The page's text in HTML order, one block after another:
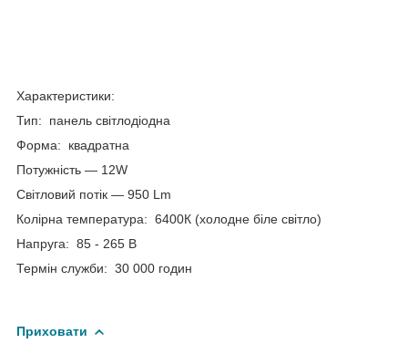
Характеристики:
Тип: панель світлодіодна
Форма: квадратна
Потужність — 12W
Світловий потік — 950 Lm
Колірна температура: 6400К (холодне біле світло)
Напруга: 85 - 265 В
Термін служби: 30 000 годин
Приховати